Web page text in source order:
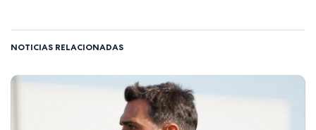
NOTICIAS RELACIONADAS